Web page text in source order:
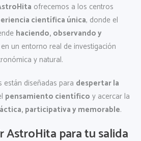
ofrecemos a los centros
científica única, donde el
haciendo, observando y
en un entorno real de investigación
y natural.
están diseñadas para despertar la
pensamiento científico y acercar la
participativa y memorable.
AstroHita para tu salida